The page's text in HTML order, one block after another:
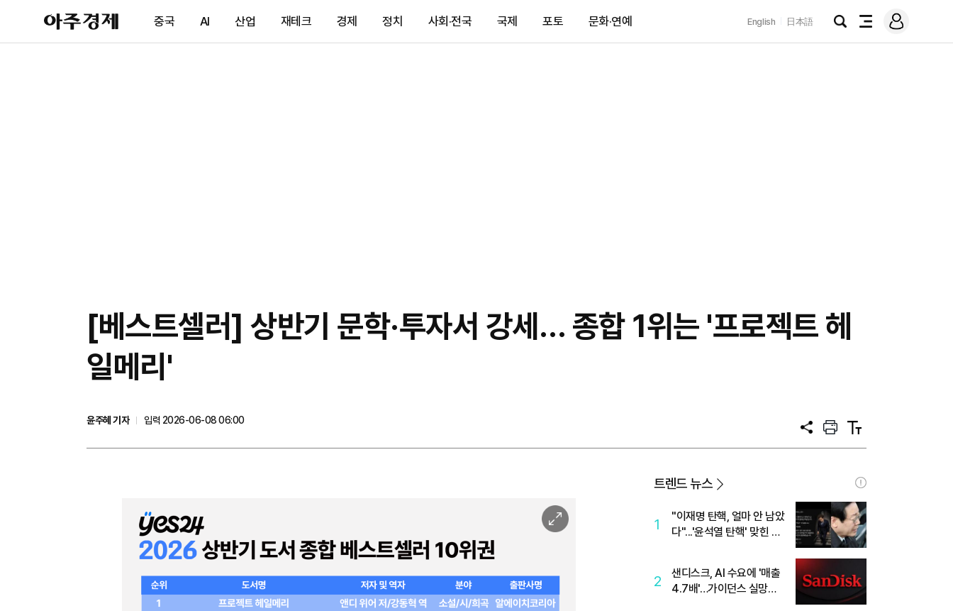
아
주
제
중국 AI 산업 재테크 경제 정치 사회·전국 국제 포토 문화·연예 English 日本語
검
전
메
그
[베스트셀러] 상반기 문학·투자서 강세… 종합 1위는 '프로젝트 헤
일메리'
윤주혜 기자
입력 2026-06-08 06:00
공
프
트
텍
트
이
미
확
대
트렌드 뉴스
1
"이재명 탄핵, 얼마 안 남았
다"...'윤석열 탄핵' 맞힌 무
2
샌디스크, AI 수요에 '매출
4.7배'…가이던스 실망에